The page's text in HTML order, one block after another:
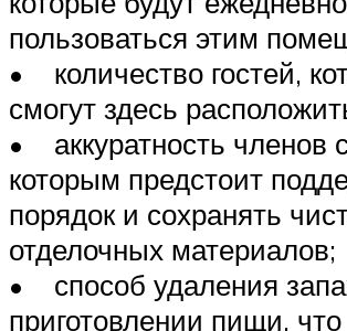
пользоваться этим
• количество гостей,
смогут здесь
• аккуратность членов
которым предстоит
порядок и сохранять
отделочных материалов;
• способ удаления
приготовлении пищи, что